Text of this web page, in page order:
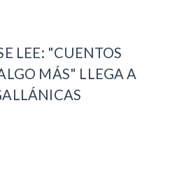
LEE: "CUENTOS
MÁS" LLEGA A